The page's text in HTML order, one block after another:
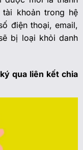
khoản trong hệ
điện thoại, email,
bị loại khỏi danh
qua liên kết chia